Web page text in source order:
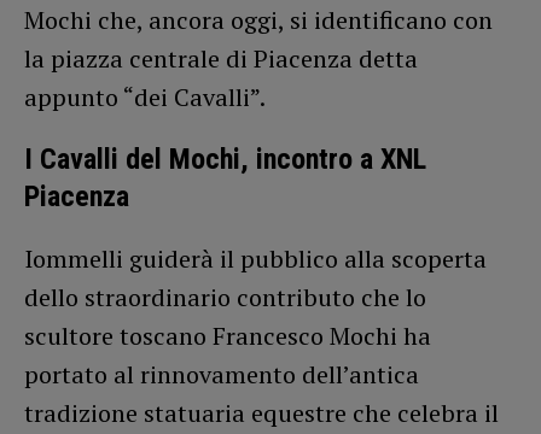
Mochi che, ancora oggi, si identificano con
la piazza centrale di Piacenza detta
appunto “dei Cavalli”.
I Cavalli del Mochi, incontro a XNL
Piacenza
Iommelli guiderà il pubblico alla scoperta
dello straordinario contributo che lo
scultore toscano Francesco Mochi ha
portato al rinnovamento dell’antica
tradizione statuaria equestre che celebra il